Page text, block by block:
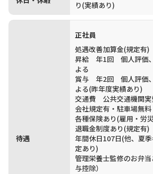
り(実績あり)
待遇
正社員
処遇改善加算金(規定有)
昇給 年1回 個人評価
よる
賞与 年2回 個人評価
よる(昨年度実績あり)
交通費 公共交通機関実
会社規定有・駐車場無料
各種保険あり(雇用・労
退職金制度あり(規定有)
年間休日107日(他、夏
定あり)
管理栄養士監修のお弁
与控除）